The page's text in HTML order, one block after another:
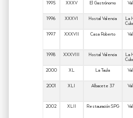
1995
XXXV El Gastrónomo
1996
XXXVI Hostal Valencia
La
1997
XXXVII Casa Roberto
1998
XXXVIII Hostal Valencia
La
2000
XL La Taula
2001
XLI Albacete 37
2002
XLII Restauración SPG